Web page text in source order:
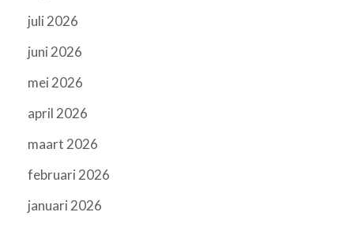
juli 2026
juni 2026
mei 2026
april 2026
maart 2026
februari 2026
januari 2026